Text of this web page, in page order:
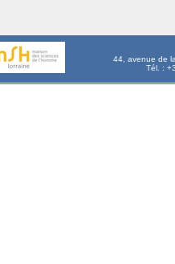
44, avenue de
Tél. :